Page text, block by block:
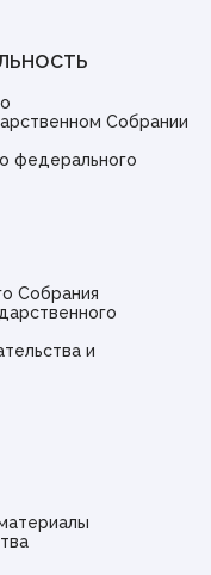
Собрании
федерального
Собрания
и